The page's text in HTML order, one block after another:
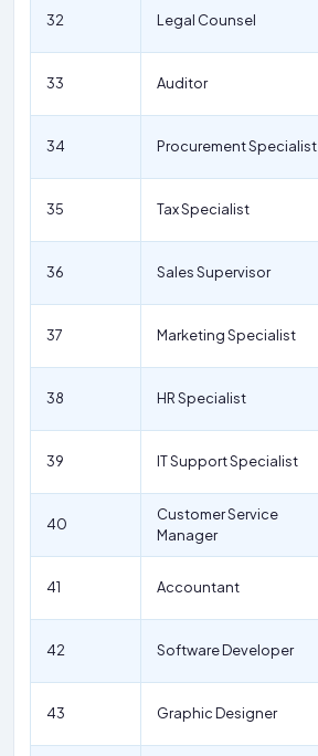
32 Legal Counsel
33 Auditor
34 Procurement Specialist
35 Tax Specialist
36 Sales Supervisor
37 Marketing Specialist
38 HR Specialist
39 IT Support Specialist
40
Customer Service
Manager
41 Accountant
42 Software Developer
43 Graphic Designer